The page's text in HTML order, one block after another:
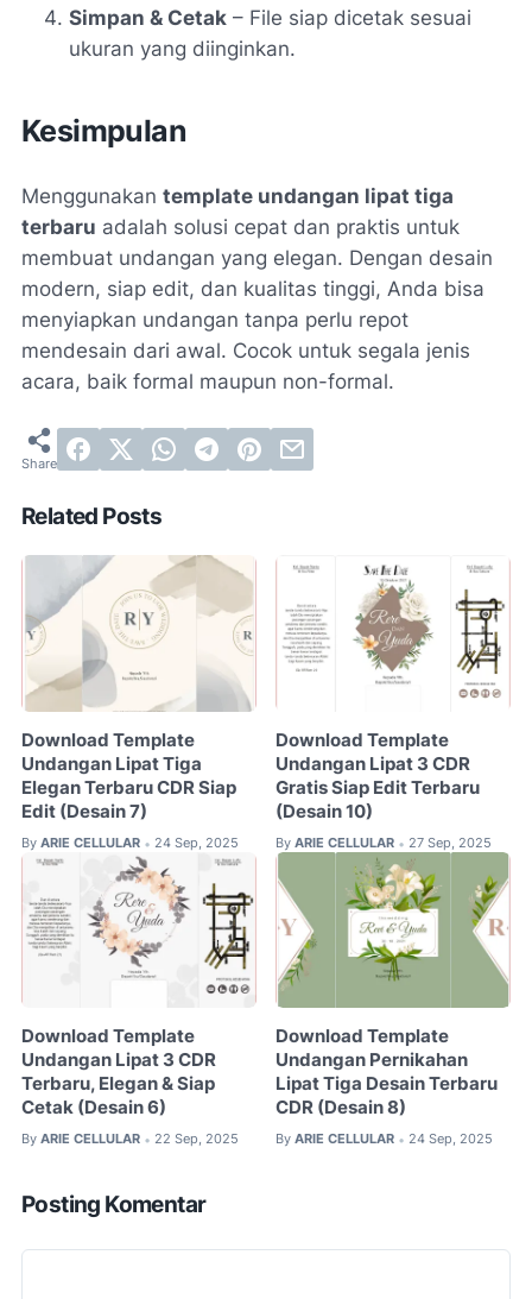
Simpan & Cetak – File siap dicetak sesuai
ukuran yang diinginkan.
Kesimpulan
Menggunakan template undangan lipat tiga
terbaru adalah solusi cepat dan praktis untuk
membuat undangan yang elegan. Dengan desain
modern, siap edit, dan kualitas tinggi, Anda bisa
menyiapkan undangan tanpa perlu repot
mendesain dari awal. Cocok untuk segala jenis
acara, baik formal maupun non-formal.
Related Posts
Download Template
Undangan Lipat Tiga
Elegan Terbaru CDR Siap
Edit (Desain 7)
By ARIE CELLULAR • 24 Sep, 2025
Download Template
Undangan Lipat 3 CDR
Gratis Siap Edit Terbaru
(Desain 10)
By ARIE CELLULAR • 27 Sep, 2025
Download Template
Undangan Lipat 3 CDR
Terbaru, Elegan & Siap
Cetak (Desain 6)
By ARIE CELLULAR • 22 Sep, 2025
Download Template
Undangan Pernikahan
Lipat Tiga Desain Terbaru
CDR (Desain 8)
By ARIE CELLULAR • 24 Sep, 2025
Posting Komentar